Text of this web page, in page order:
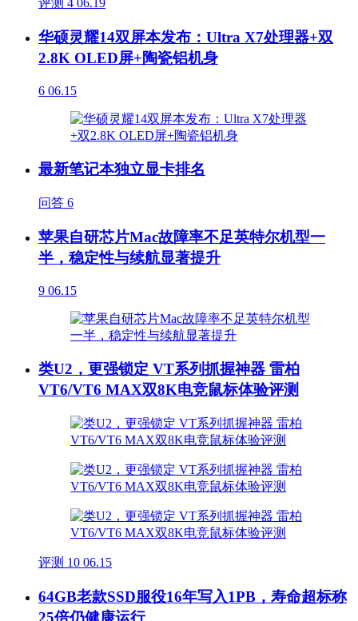
评测 4 06.19
华硕灵耀14双屏本发布：Ultra X7处理器+双
2.8K OLED屏+陶瓷铝机身
6 06.15
最新笔记本独立显卡排名
问答 6
苹果自研芯片Mac故障率不足英特尔机型一
半，稳定性与续航显著提升
9 06.15
类U2，更强锁定 VT系列抓握神器 雷柏
VT6/VT6 MAX双8K电竞鼠标体验评测
评测 10 06.15
64GB老款SSD服役16年写入1PB，寿命超标称
25倍仍健康运行